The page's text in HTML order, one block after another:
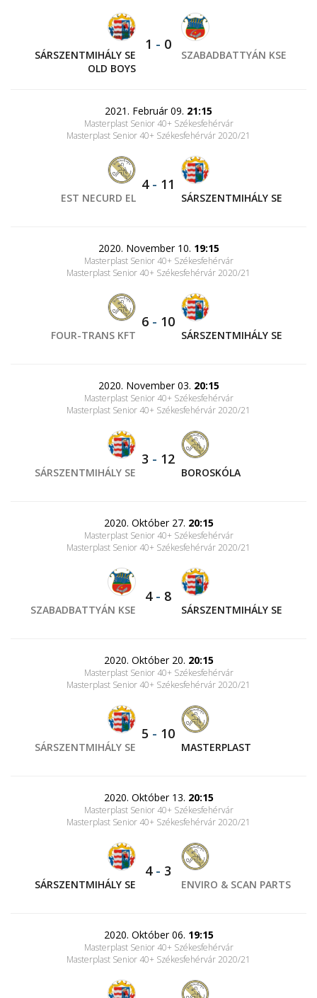
SÁRSZENTMIHÁLY SE
OLD BOYS
1 - 0
SZABADBATTYÁN KSE
2021. Február 09. 21:15
Masterplast Senior 40+ Székesfehérvár
Masterplast Senior 40+ Székesfehérvár 2020/21
EST NECURD EL
4- 11
SÁRSZENTMIHÁLY SE
2020. November 10. 19:15
Masterplast Senior 40+ Székesfehérvár
Masterplast Senior 40+ Székesfehérvár 2020/21
FOUR-TRANS KFT
6 - 10
SÁRSZENTMIHÁLY SE
2020. November 03. 20:15
Masterplast Senior 40+ Székesfehérvár
Masterplast Senior 40+ Székesfehérvár 2020/21
SÁRSZENTMIHÁLY SE
3 - 12
BOROSKÓLA
2020. Október 27. 20:15
Masterplast Senior 40+ Székesfehérvár
Masterplast Senior 40+ Székesfehérvár 2020/21
SZABADBATTYÁN KSE
4- 8
SÁRSZENTMIHÁLY SE
2020. Október 20. 20:15
Masterplast Senior 40+ Székesfehérvár
Masterplast Senior 40+ Székesfehérvár 2020/21
SÁRSZENTMIHÁLY SE
5 - 10
MASTERPLAST
2020. Október 13. 20:15
Masterplast Senior 40+ Székesfehérvár
Masterplast Senior 40+ Székesfehérvár 2020/21
SÁRSZENTMIHÁLY SE
4- 3
ENVIRO & SCAN PARTS
2020. Október 06. 19:15
Masterplast Senior 40+ Székesfehérvár
Masterplast Senior 40+ Székesfehérvár 2020/21